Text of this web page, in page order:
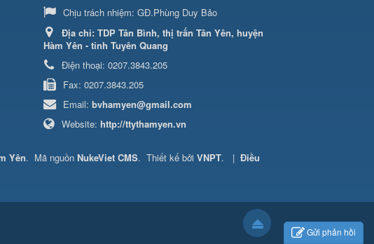
Chịu trách nhiệm: GĐ.Phùng Duy Bảo
Địa chỉ: TDP Tân Bình, thị trấn Tân Yên, huyện
Hàm Yên - tỉnh Tuyên Quang
Điện thoại: 0207.3843.205
Fax: 0207.3843.205
Email: bvhamyen@gmail.com
Website: http://ttythamyen.vn
Yên. Mã nguồn NukeViet CMS. Thiết kế bởi VNPT. | Điều
Gửi phản hồi